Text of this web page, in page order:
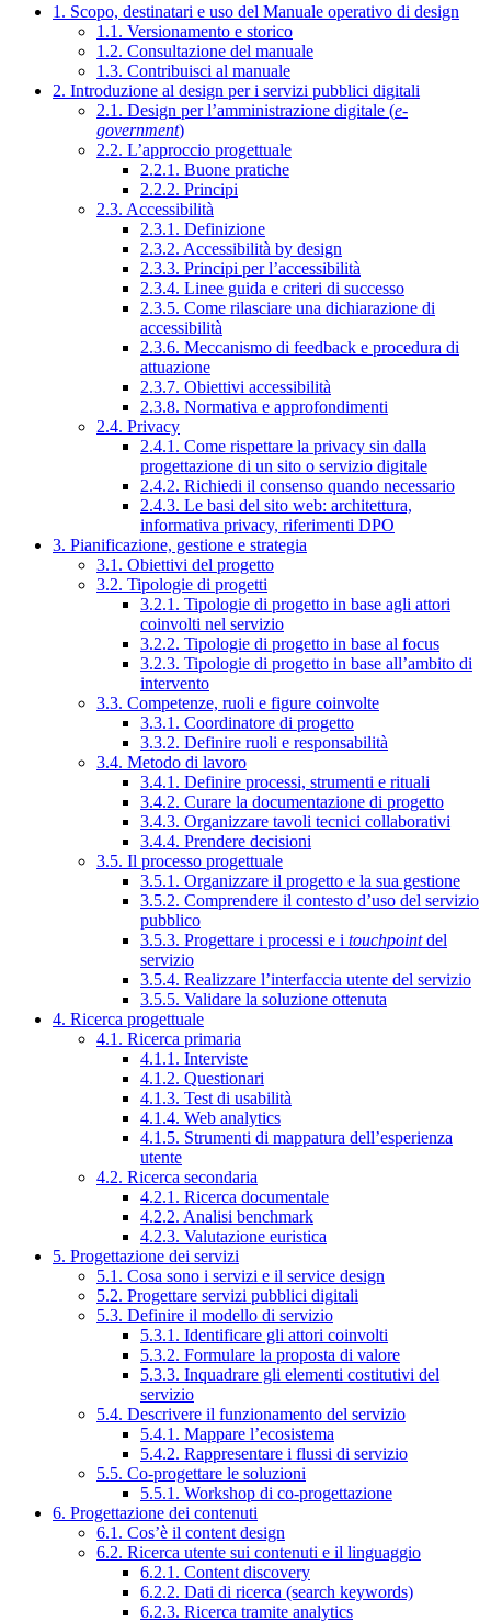
1. Scopo, destinatari e uso del Manuale operativo di design
1.1. Versionamento e storico
1.2. Consultazione del manuale
1.3. Contribuisci al manuale
2. Introduzione al design per i servizi pubblici digitali
2.1. Design per l’amministrazione digitale (e-
government)
2.2. L’approccio progettuale
2.2.1. Buone pratiche
2.2.2. Principi
2.3. Accessibilità
2.3.1. Definizione
2.3.2. Accessibilità by design
2.3.3. Principi per l’accessibilità
2.3.4. Linee guida e criteri di successo
2.3.5. Come rilasciare una dichiarazione di
accessibilità
2.3.6. Meccanismo di feedback e procedura di
attuazione
2.3.7. Obiettivi accessibilità
2.3.8. Normativa e approfondimenti
2.4. Privacy
2.4.1. Come rispettare la privacy sin dalla
progettazione di un sito o servizio digitale
2.4.2. Richiedi il consenso quando necessario
2.4.3. Le basi del sito web: architettura,
informativa privacy, riferimenti DPO
3. Pianificazione, gestione e strategia
3.1. Obiettivi del progetto
3.2. Tipologie di progetti
3.2.1. Tipologie di progetto in base agli attori
coinvolti nel servizio
3.2.2. Tipologie di progetto in base al focus
3.2.3. Tipologie di progetto in base all’ambito di
intervento
3.3. Competenze, ruoli e figure coinvolte
3.3.1. Coordinatore di progetto
3.3.2. Definire ruoli e responsabilità
3.4. Metodo di lavoro
3.4.1. Definire processi, strumenti e rituali
3.4.2. Curare la documentazione di progetto
3.4.3. Organizzare tavoli tecnici collaborativi
3.4.4. Prendere decisioni
3.5. Il processo progettuale
3.5.1. Organizzare il progetto e la sua gestione
3.5.2. Comprendere il contesto d’uso del servizio
pubblico
3.5.3. Progettare i processi e i touchpointdel
servizio
3.5.4. Realizzare l’interfaccia utente del servizio
3.5.5. Validare la soluzione ottenuta
4. Ricerca progettuale
4.1. Ricerca primaria
4.1.1. Interviste
4.1.2. Questionari
4.1.3. Test di usabilità
4.1.4. Web analytics
4.1.5. Strumenti di mappatura dell’esperienza
utente
4.2. Ricerca secondaria
4.2.1. Ricerca documentale
4.2.2. Analisi benchmark
4.2.3. Valutazione euristica
5. Progettazione dei servizi
5.1. Cosa sono i servizi e il service design
5.2. Progettare servizi pubblici digitali
5.3. Definire il modello di servizio
5.3.1. Identificare gli attori coinvolti
5.3.2. Formulare la proposta di valore
5.3.3. Inquadrare gli elementi costitutivi del
servizio
5.4. Descrivere il funzionamento del servizio
5.4.1. Mappare l’ecosistema
5.4.2. Rappresentare i flussi di servizio
5.5. Co-progettare le soluzioni
5.5.1. Workshop di co-progettazione
6. Progettazione dei contenuti
6.1. Cos’è il content design
6.2. Ricerca utente sui contenuti e il linguaggio
6.2.1. Content discovery
6.2.2. Dati di ricerca (search keywords)
6.2.3. Ricerca tramite analytics